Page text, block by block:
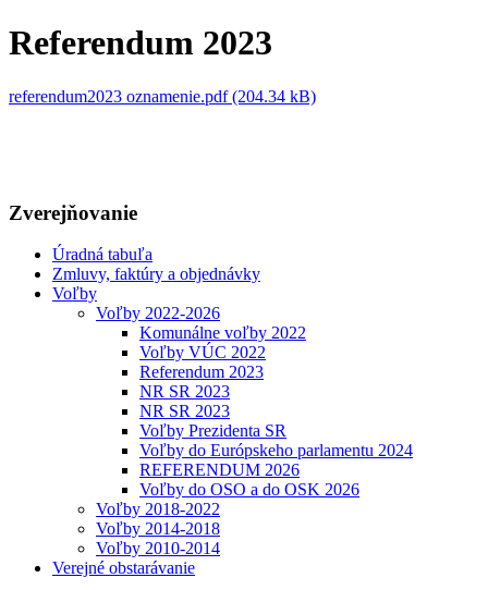
Referendum 2023
referendum2023 oznamenie.pdf (204.34 kB)
Zverejňovanie
Úradná tabuľa
Zmluvy, faktúry a objednávky
Voľby
Voľby 2022-2026
Komunálne voľby 2022
Voľby VÚC 2022
Referendum 2023
NR SR 2023
NR SR 2023
Voľby Prezidenta SR
Voľby do Európskeho parlamentu 2024
REFERENDUM 2026
Voľby do OSO a do OSK 2026
Voľby 2018-2022
Voľby 2014-2018
Voľby 2010-2014
Verejné obstarávanie